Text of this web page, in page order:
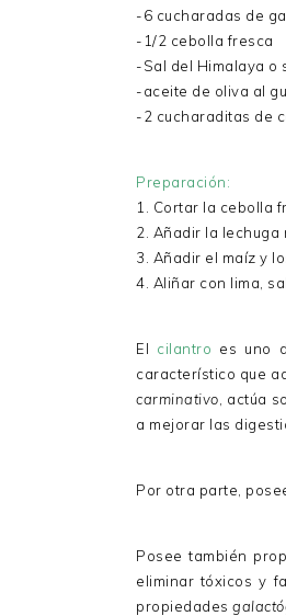
-6 cucharadas de
-1/2 cebolla fresca
-Sal del Himalaya o
-aceite de oliva al
-2 cucharaditas de
Preparación:
1. Cortar la cebolla
2. Añadir la
3. Añadir el maíz y
4. Aliñar con lima,
El cilantro es uno
característico que
carminativo , actúa
a mejorar las
Por otra parte,
Posee también
eliminar tóxicos y
propiedades